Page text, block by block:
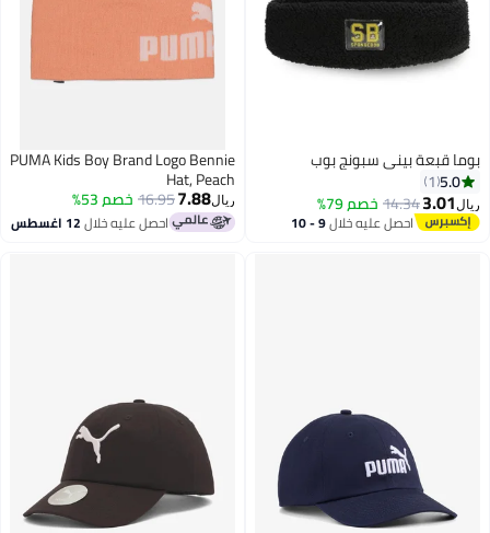
بوما قبعة بيني سبونج بوب
5.0
1
ريال3.01
14.34خصم 79%
احصل عليه خلال 9 - 10
PUMA Kids Boy Brand Logo Bennie
Hat, Peach
ريال7.88
16.95خصم 53%
احصل عليه خلال12 اغسطس